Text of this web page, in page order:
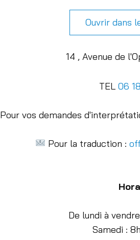
Ouvrir dans
14 , Avenue de
TEL 06
Pour vos demandes
Pour la traduction :
De lundi à
Samedi :